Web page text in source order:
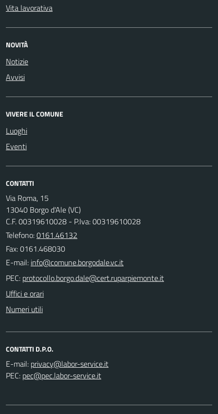
Vita lavorativa
NOVITÀ
Notizie
Avvisi
VIVERE IL COMUNE
Luoghi
Eventi
CONTATTI
Via Roma, 15
13040 Borgo d'Ale (VC)
C.F. 00319610028 - P.Iva: 00319610028
Telefono:0161.46132
Fax: 0161.468030
E-mail:
PEC:
Uffici e orari
Numeri utili
CONTATTI D.P.O.
E-mail:
PEC: